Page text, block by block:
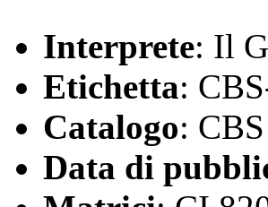
Interprete: Il
Etichetta:
Catalogo:
Data di